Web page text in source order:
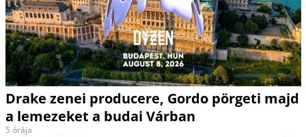
Drake zenei producere, Gordo pörgeti majd
a lemezeket a budai Várban
5 órája